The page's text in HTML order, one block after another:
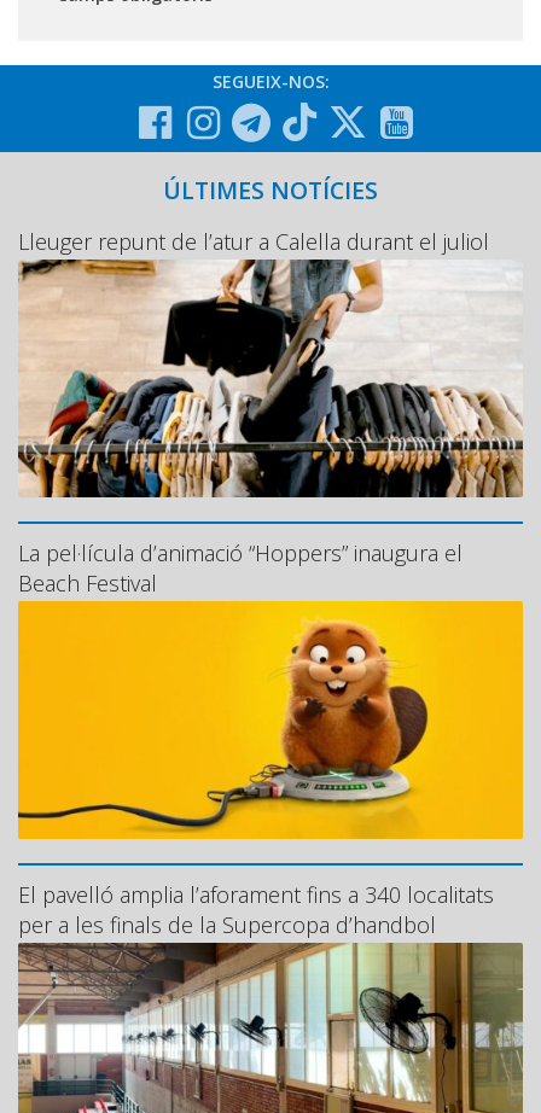
SEGUEIX-NOS:
ÚLTIMES NOTÍCIES
Lleuger repunt de l’atur a Calella durant el juliol
La pel·lícula d’animació “Hoppers” inaugura el
Beach Festival
El pavelló amplia l’aforament fins a 340 localitats
per a les finals de la Supercopa d’handbol